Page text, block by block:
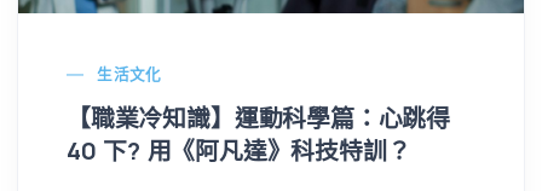
生活文化
【職業冷知識】運動科學篇：心跳得
40 下? 用《阿凡達》科技特訓？